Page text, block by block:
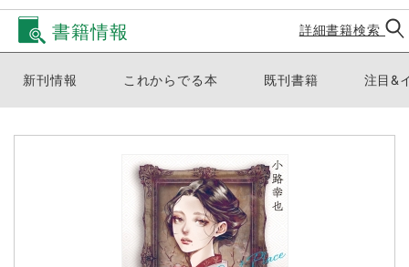
書籍情報 詳細書籍検索
新刊情報 これからでる本 既刊書籍 注目&